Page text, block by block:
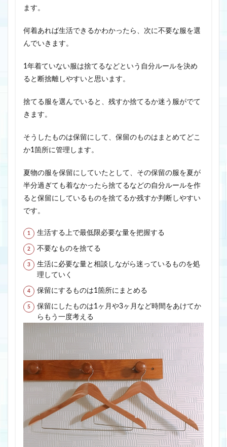
ます。
何着あれば生活できるかわかったら、次に不要な服を選
んでいきます。
1年着ていない服は捨てるなどという自分ルールを決め
ると断捨離しやすいと思います。
捨てる服を選んでいると、残すか捨てるか迷う服がでて
きます。
そうしたものは保留にして、保留のものはまとめてどこ
か1箇所に管理します。
夏物の服を保留にしていたとして、その保留の服を夏が
半分過ぎても着なかったら捨てるなどの自分ルールを作
ると保留にしているものを捨てるか残すか判断しやすい
です。
生活する上で最低限必要な量を把握する
不要なものを捨てる
生活に必要な量と相談しながら迷っているものを処
理していく
保留にするものは1箇所にまとめる
保留にしたものは1ヶ月や3ヶ月など時間をあけてか
らもう一度考える